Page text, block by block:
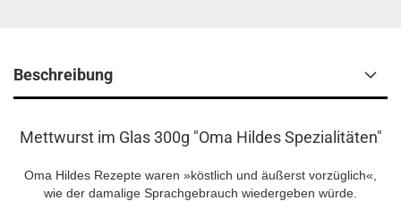
Beschreibung
Mettwurst im Glas 300g "Oma Hildes Spezialitäten"
Oma Hildes Rezepte waren »köstlich und äußerst vorzüglich«,
wie der damalige Sprachgebrauch wiedergeben würde.